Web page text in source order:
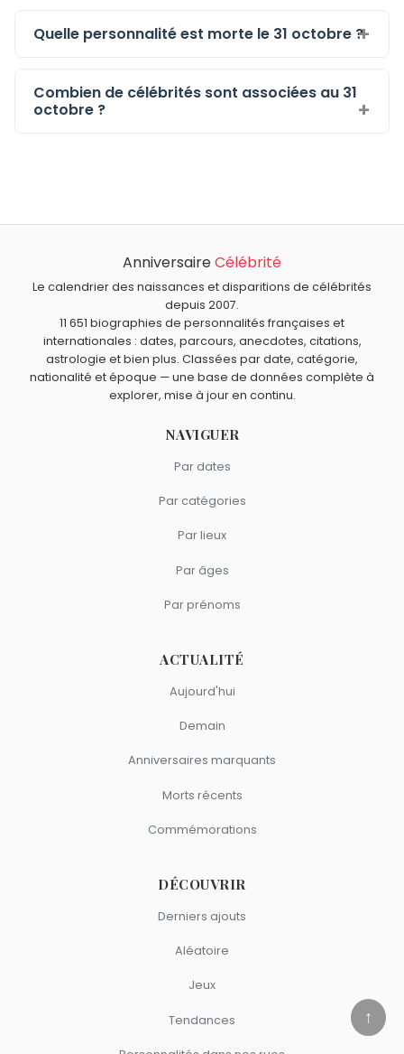
Quelle personnalité est morte le 31 octobre ?
Combien de célébrités sont associées au 31
octobre ?
AnniversaireCélébrité
Le calendrier des naissances et disparitions de célébrités
depuis 2007.
11 651 biographies de personnalités françaises et
internationales : dates, parcours, anecdotes, citations,
astrologie et bien plus. Classées par date, catégorie,
nationalité et époque — une base de données complète à
explorer, mise à jour en continu.
NAVIGUER
Par dates
Par catégories
Par lieux
Par âges
Par prénoms
ACTUALITÉ
Aujourd'hui
Demain
Anniversaires marquants
Morts récents
Commémorations
DÉCOUVRIR
Derniers ajouts
Aléatoire
Jeux
Tendances ↑